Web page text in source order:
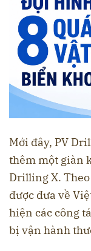
Mới đây, PV
thêm một giàn
Drilling X.
được đưa về
hiện các công
bị vận hành